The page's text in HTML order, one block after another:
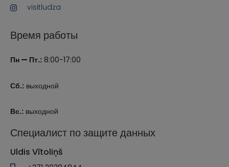
visitludza
Время работы
Пн — Пт.: 8:00-17:00
Сб.: выходной
Вс.: выходной
Специалист по защите данных
Uldis Vītoliņš